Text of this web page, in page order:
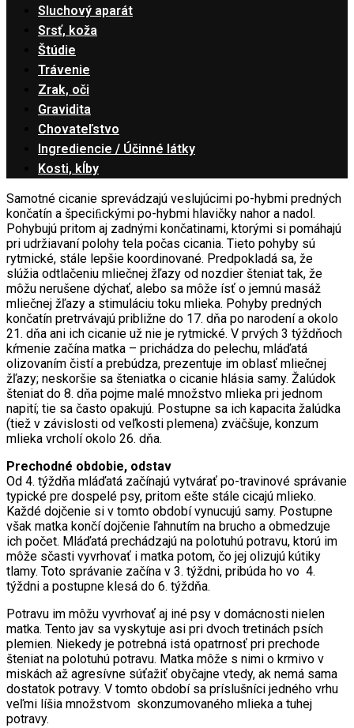
Sluchový aparát
Srsť, koža
Štúdie
Trávenie
Zrak, oči
Gravidita
Chovateľstvo
Ingrediencie / Účinné látky
Kosti, kĺby
Samotné cicanie sprevádzajú veslujúcimi po-hybmi predných
končatín a špeciﬁckými po-hybmi hlavičky nahor a nadol.
Pohybujú pritom aj zadnými končatinami, ktorými si pomáhajú
pri udržiavaní polohy tela počas cicania. Tieto pohyby sú
rytmické, stále lepšie koordinované. Predpokladá sa, že
slúžia odtlačeniu mliečnej žľazy od nozdier šteniat tak, že
môžu nerušene dýchať, alebo sa môže ísť o jemnú masáž
mliečnej žľazy a stimuláciu toku mlieka. Pohyby predných
končatín pretrvávajú približne do 17. dňa po narodení a okolo
21. dňa ani ich cicanie už nie je rytmické. V prvých 3 týždňoch
kŕmenie začína matka – prichádza do pelechu, mláďatá
olizovaním čistí a prebúdza, prezentuje im oblasť mliečnej
žľazy; neskoršie sa šteniatka o cicanie hlásia samy. Žalúdok
šteniat do 8. dňa pojme malé množstvo mlieka pri jednom
napití; tie sa často opakujú. Postupne sa ich kapacita žalúdka
(tiež v závislosti od veľkosti plemena) zväčšuje, konzum
mlieka vrcholí okolo 26. dňa.
Prechodné obdobie, odstav
Od 4. týždňa mláďatá začínajú vytvárať po-travinové správanie
typické pre dospelé psy, pritom ešte stále cicajú mlieko.
Každé dojčenie si v tomto období vynucujú samy. Postupne
však matka končí dojčenie ľahnutím na brucho a obmedzuje
ich počet. Mláďatá prechádzajú na polotuhú potravu, ktorú im
môže sčasti vyvrhovať i matka potom, čo jej olizujú kútiky
tlamy. Toto správanie začína v 3. týždni, pribúda ho vo 4.
týždni a postupne klesá do 6. týždňa.
Potravu im môžu vyvrhovať aj iné psy v domácnosti nielen
matka. Tento jav sa vyskytuje asi pri dvoch tretinách psích
plemien. Niekedy je potrebná istá opatrnosť pri prechode
šteniat na polotuhú potravu. Matka môže s nimi o krmivo v
miskách až agresívne súťažiť obyčajne vtedy, ak nemá sama
dostatok potravy. V tomto období sa príslušníci jedného vrhu
veľmi líšia množstvom skonzumovaného mlieka a tuhej
potravy.